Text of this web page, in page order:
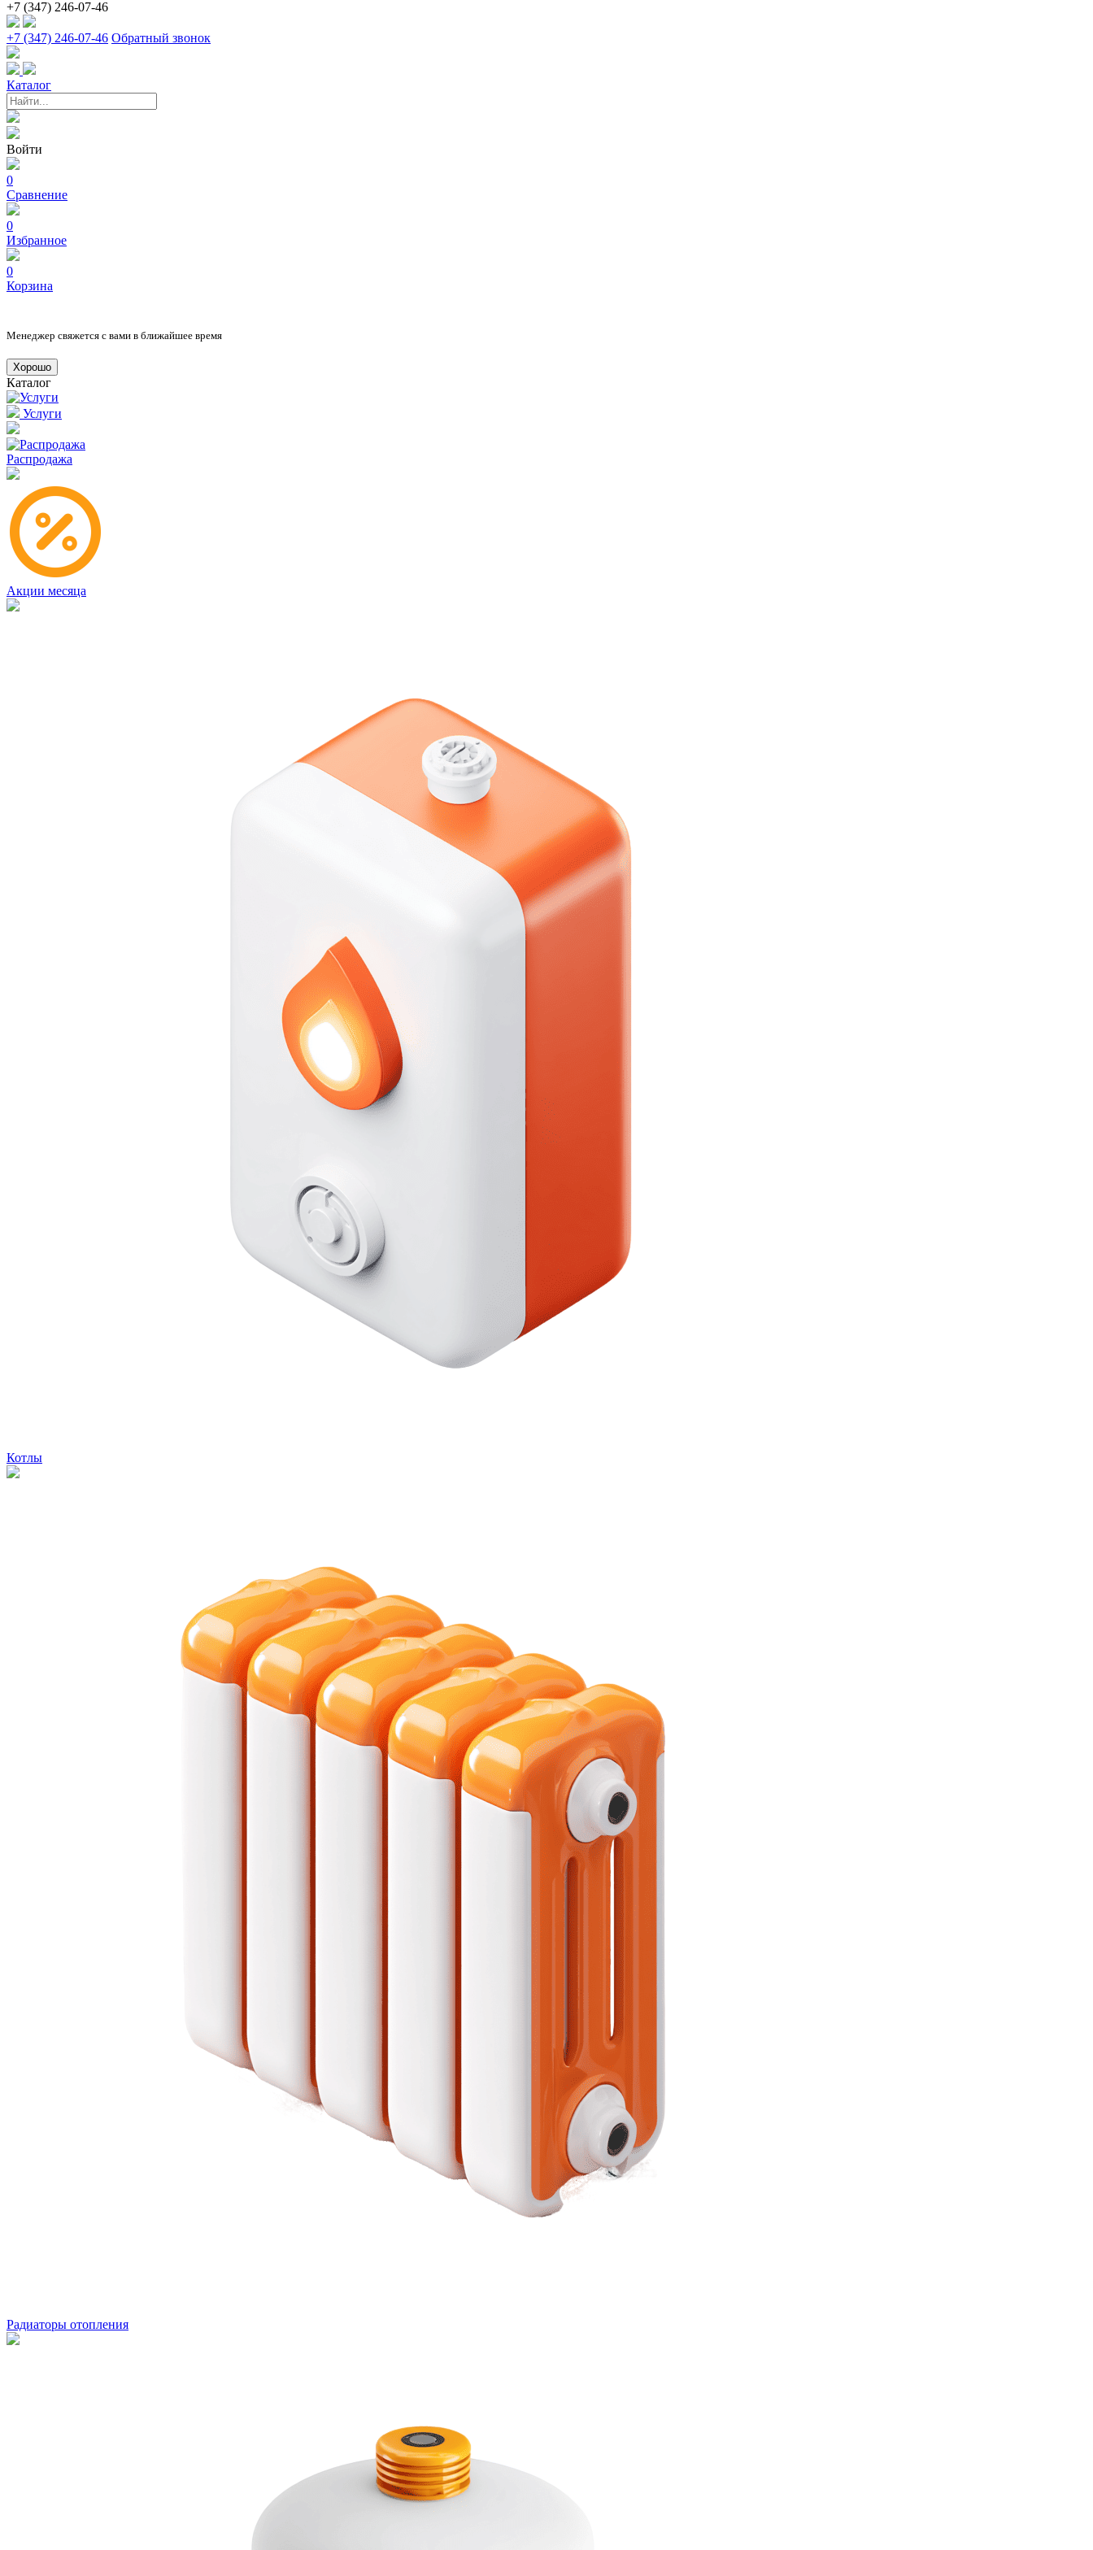
+7 (347) 246-07-46
+7 (347) 246-07-46 Обратный звонок
Каталог
Войти
0
Сравнение
0
Избранное
0
Корзина
Менеджер свяжется с вами в ближайшее время
Хорошо
Каталог
Услуги
Распродажа
Акции месяца
Котлы
Радиаторы отопления